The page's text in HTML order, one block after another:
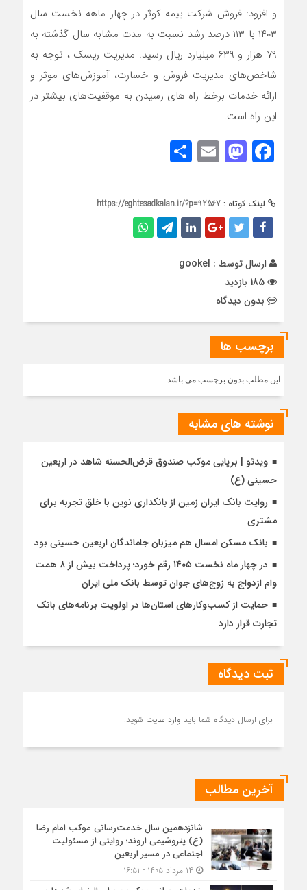
و افزود: فروش شرکت بیمه کوثر در چهار ماهه نخست سال
۱۴۰۳ با ۱۱۳ درصد رشد نسبت به مدت مشابه سال گذشته به
۷۹ هزار و ۶۳۹ میلیارد ریال رسید. مدیریت ریسک ، توجه به
شاخص‌های مدیریت فروش و خسارت، آموزش‌های موثر و
ارائه خدمات برخط راه های رسیدن به موقفیت‌های بیشتر در
این راه است.
Facebook
Mastodon
Email
لینک کوتاه : https://eghtesadkalan.ir/?p=92567
ارسال توسط : gookel
بدون دیدگاه
برچسب ها
این مطلب بدون برچسب می باشد.
نوشته های مشابه
ویدئو | برپایی موکب صندوق قرض‌الحسنه شاهد در اربعین
حسینی (ع)
روایت بانک ایران زمین از بانکداری نوین با خلق تجربه برای
مشتری
بانک مسکن امسال هم میزبان جاماندگان اربعین حسینی بود
در چهار ماه نخست ۱۴۰۵ رقم خورد؛ پرداخت بیش از ۸ همت
وام ازدواج به زوج‌های جوان توسط بانک ملی ایران
حمایت از کسب‌وکارهای استان‌ها در اولویت برنامه‌های بانک
تجارت قرار دارد
ثبت دیدگاه
برای ارسال دیدگاه شما باید وارد سایت شوید.
آخرین مطالب
شانزدهمین سال خدمت‌رسانی موکب امام رضا
(ع) پتروشیمی اروند؛ روایتی از مسئولیت
اجتماعی در مسیر اربعین